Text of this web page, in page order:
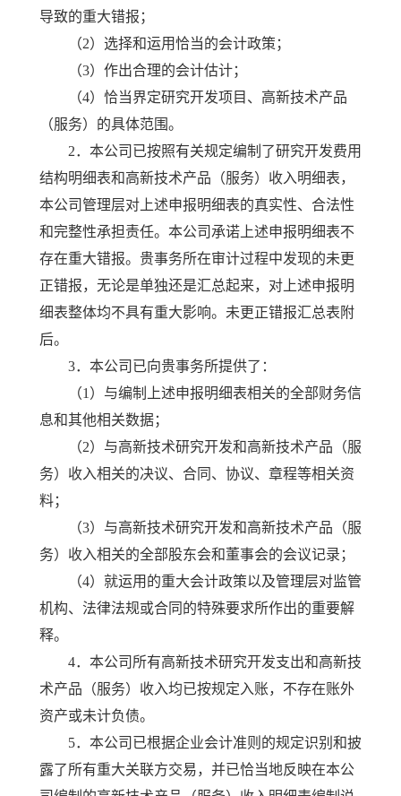
导致的重大错报；
（2）选择和运用恰当的会计政策；
（3）作出合理的会计估计；
（4）恰当界定研究开发项目、高新技术产品
（服务）的具体范围。
2．本公司已按照有关规定编制了研究开发费用
结构明细表和高新技术产品（服务）收入明细表，
本公司管理层对上述申报明细表的真实性、合法性
和完整性承担责任。本公司承诺上述申报明细表不
存在重大错报。贵事务所在审计过程中发现的未更
正错报，无论是单独还是汇总起来，对上述申报明
细表整体均不具有重大影响。未更正错报汇总表附
后。
3．本公司已向贵事务所提供了：
（1）与编制上述申报明细表相关的全部财务信
息和其他相关数据；
（2）与高新技术研究开发和高新技术产品（服
务）收入相关的决议、合同、协议、章程等相关资
料；
（3）与高新技术研究开发和高新技术产品（服
务）收入相关的全部股东会和董事会的会议记录；
（4）就运用的重大会计政策以及管理层对监管
机构、法律法规或合同的特殊要求所作出的重要解
释。
4．本公司所有高新技术研究开发支出和高新技
术产品（服务）收入均已按规定入账，不存在账外
资产或未计负债。
5．本公司已根据企业会计准则的规定识别和披
露了所有重大关联方交易，并已恰当地反映在本公